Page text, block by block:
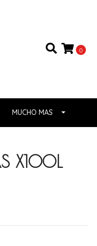
0
MUCHO MAS
X100L